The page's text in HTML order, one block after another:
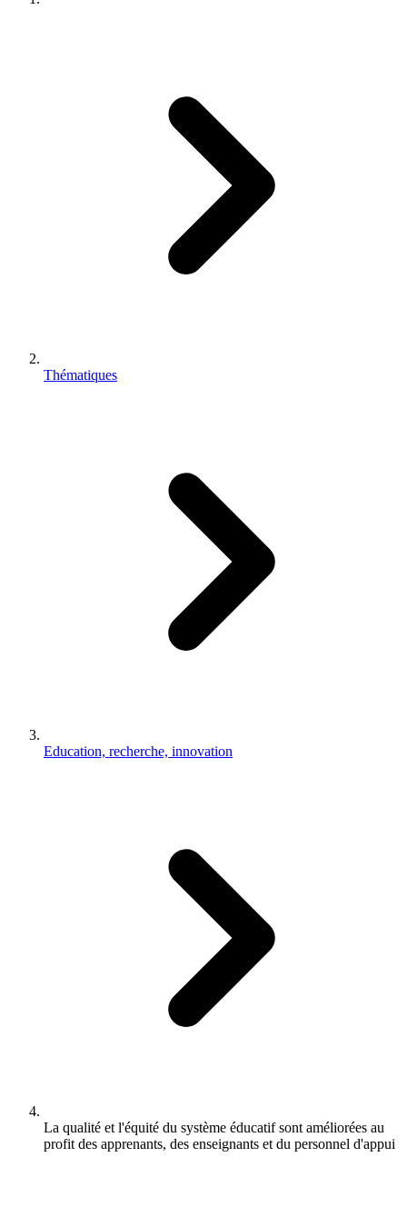
Thématiques
Education, recherche, innovation
La qualité et l'équité du système éducatif sont améliorées au
profit des apprenants, des enseignants et du personnel d'appui